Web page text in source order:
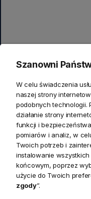
Zapisz się
przez nas swoich danych
KONTAKT
Realizacja zamówień
+ 48 721 772 234
Doradztwo produktowe
+ 48 531 771 366
Biuro
+ 48 723 600 621
Reklamacje | Zwroty
Szanowni
W celu świadczenia
naszej strony
podobnych technologii.
działanie strony
funkcji i
pomiarów i analiz, w
Twoich potrzeb i
instalowanie
końcowym, poprzez
użycie do Twoich
zgody”.